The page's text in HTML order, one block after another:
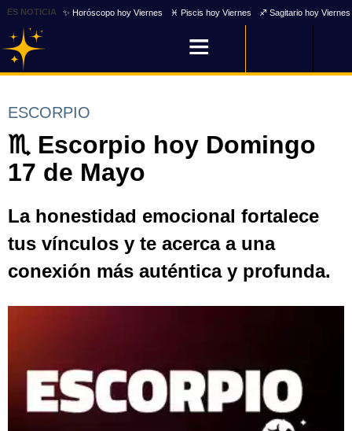
ES NOTICIA ✨ Horóscopo hoy Viernes ♓ Piscis hoy Viernes ♐ Sagitario hoy Viernes
ESCORPIO
♏ Escorpio hoy Domingo
17 de Mayo
La honestidad emocional fortalece
tus vínculos y te acerca a una
conexión más auténtica y profunda.